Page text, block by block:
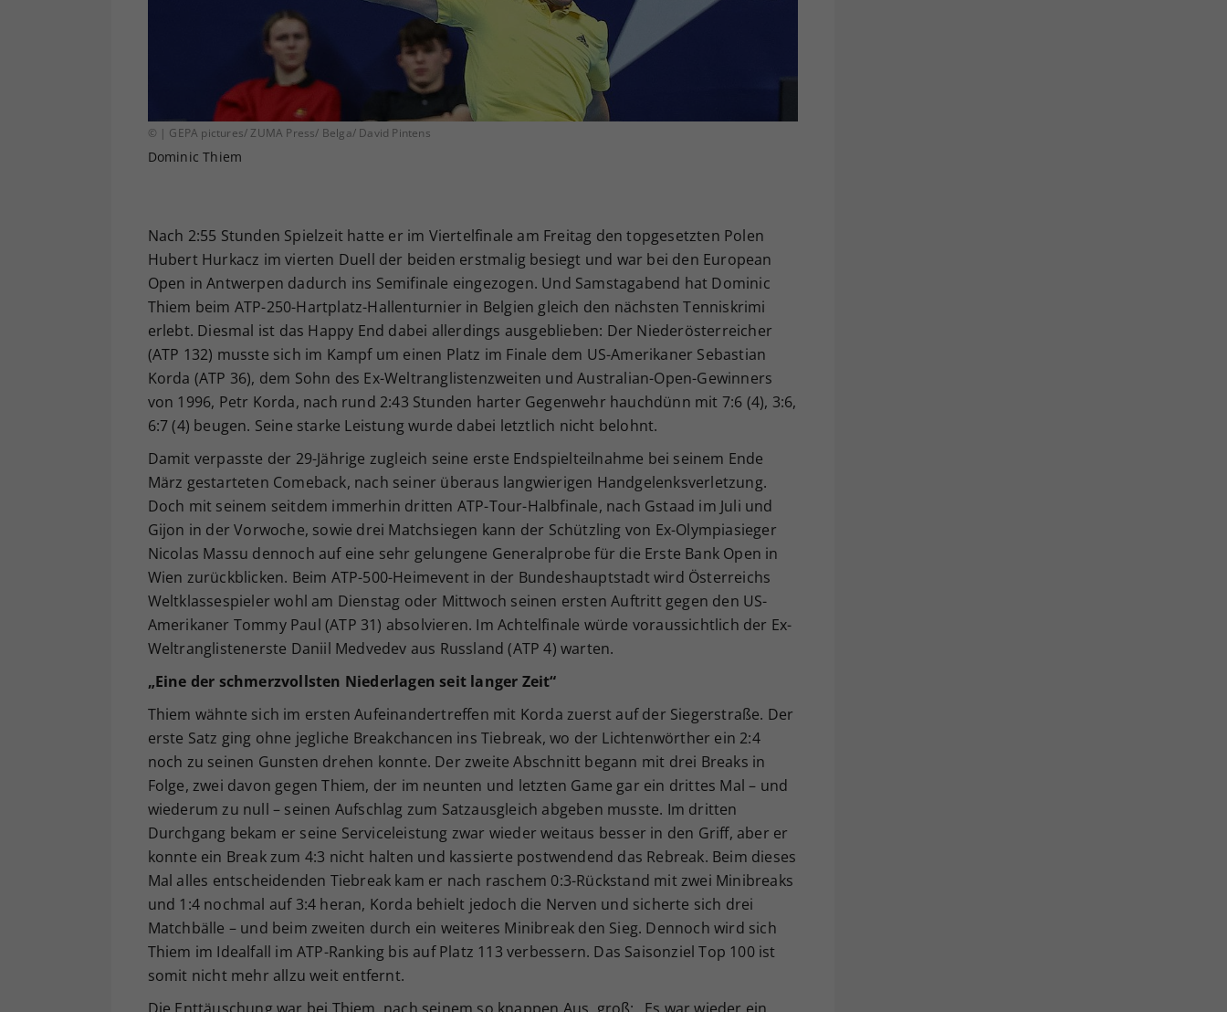
© | GEPA pictures/ ZUMA Press/ Belga/ David Pintens
Dominic Thiem
Nach 2:55 Stunden Spielzeit hatte er im Viertelfinale am Freitag den topgesetzten Polen
Hubert Hurkacz im vierten Duell der beiden erstmalig besiegt und war bei den European
Open in Antwerpen dadurch ins Semifinale eingezogen. Und Samstagabend hat Dominic
Thiem beim ATP-250-Hartplatz-Hallenturnier in Belgien gleich den nächsten Tenniskrimi
erlebt. Diesmal ist das Happy End dabei allerdings ausgeblieben: Der Niederösterreicher
(ATP 132) musste sich im Kampf um einen Platz im Finale dem US-Amerikaner Sebastian
Korda (ATP 36), dem Sohn des Ex-Weltranglistenzweiten und Australian-Open-Gewinners
von 1996, Petr Korda, nach rund 2:43 Stunden harter Gegenwehr hauchdünn mit 7:6 (4), 3:6,
6:7 (4) beugen. Seine starke Leistung wurde dabei letztlich nicht belohnt.
Damit verpasste der 29-Jährige zugleich seine erste Endspielteilnahme bei seinem Ende
März gestarteten Comeback, nach seiner überaus langwierigen Handgelenksverletzung.
Doch mit seinem seitdem immerhin dritten ATP-Tour-Halbfinale, nach Gstaad im Juli und
Gijon in der Vorwoche, sowie drei Matchsiegen kann der Schützling von Ex-Olympiasieger
Nicolas Massu dennoch auf eine sehr gelungene Generalprobe für die Erste Bank Open in
Wien zurückblicken. Beim ATP-500-Heimevent in der Bundeshauptstadt wird Österreichs
Weltklassespieler wohl am Dienstag oder Mittwoch seinen ersten Auftritt gegen den US-
Amerikaner Tommy Paul (ATP 31) absolvieren. Im Achtelfinale würde voraussichtlich der Ex-
Weltranglistenerste Daniil Medvedev aus Russland (ATP 4) warten.
„Eine der schmerzvollsten Niederlagen seit langer Zeit“
Thiem wähnte sich im ersten Aufeinandertreffen mit Korda zuerst auf der Siegerstraße. Der
erste Satz ging ohne jegliche Breakchancen ins Tiebreak, wo der Lichtenwörther ein 2:4
noch zu seinen Gunsten drehen konnte. Der zweite Abschnitt begann mit drei Breaks in
Folge, zwei davon gegen Thiem, der im neunten und letzten Game gar ein drittes Mal – und
wiederum zu null – seinen Aufschlag zum Satzausgleich abgeben musste. Im dritten
Durchgang bekam er seine Serviceleistung zwar wieder weitaus besser in den Griff, aber er
konnte ein Break zum 4:3 nicht halten und kassierte postwendend das Rebreak. Beim dieses
Mal alles entscheidenden Tiebreak kam er nach raschem 0:3-Rückstand mit zwei Minibreaks
und 1:4 nochmal auf 3:4 heran, Korda behielt jedoch die Nerven und sicherte sich drei
Matchbälle – und beim zweiten durch ein weiteres Minibreak den Sieg. Dennoch wird sich
Thiem im Idealfall im ATP-Ranking bis auf Platz 113 verbessern. Das Saisonziel Top 100 ist
somit nicht mehr allzu weit entfernt.
Ihrer vorgenommen Einstellungen, falls der
Webseiten-Betreiber dies eingestellt hat.